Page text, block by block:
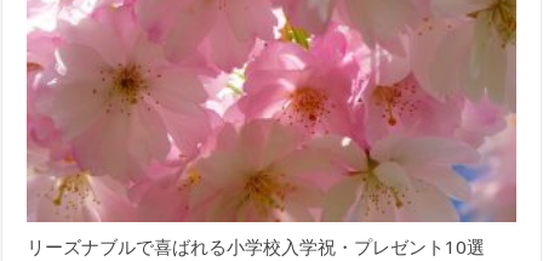
リーズナブルで喜ばれる小学校入学祝・プレゼント10選